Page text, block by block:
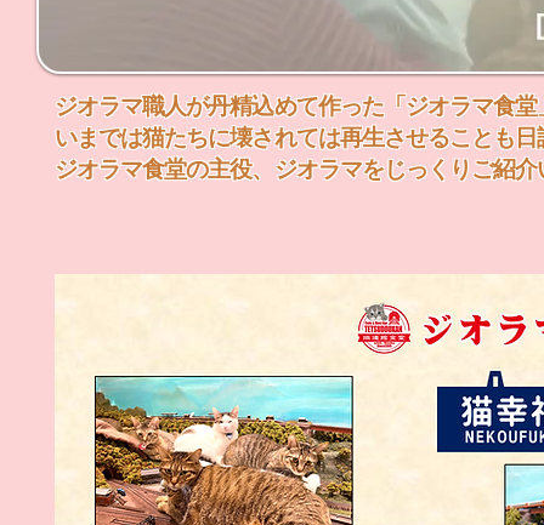
ジオラマ職人が丹精込めて作った「ジオラマ食
いまでは猫たちに壊されては再生させることも
ジオラマ食堂の主役、ジオラマをじっくりご紹